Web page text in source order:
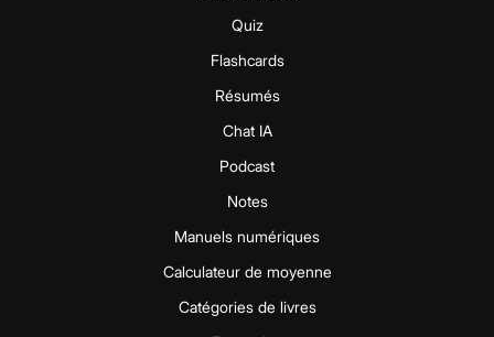
Quiz
Flashcards
Résumés
Chat IA
Podcast
Notes
Manuels numériques
Calculateur de moyenne
Catégories de livres